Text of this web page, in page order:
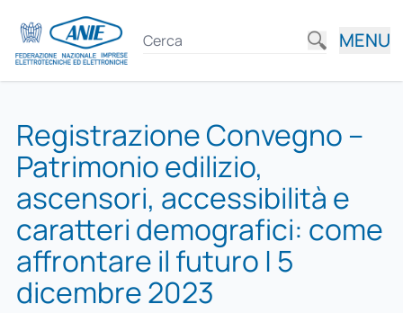
MENU
Registrazione Convegno –
Patrimonio edilizio,
ascensori, accessibilità e
caratteri demografici: come
affrontare il futuro | 5
dicembre 2023